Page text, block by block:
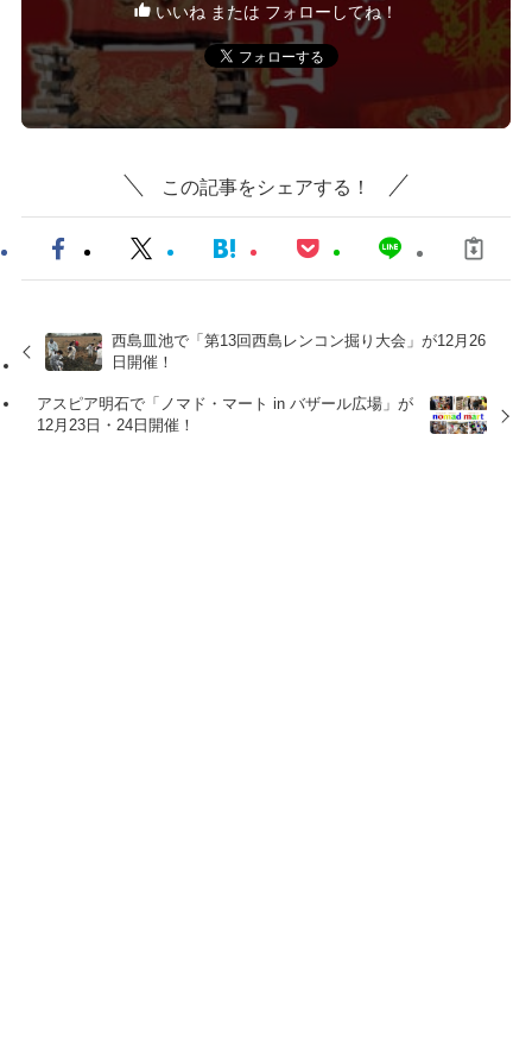
いいね または フォローしてね！
この記事をシェアする！
西島皿池で「第13回西島レンコン掘り大会」が12月26
日開催！
アスピア明石で「ノマド・マート in バザール広場」が
12月23日・24日開催！